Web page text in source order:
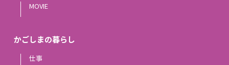
MOVIE
かごしまの暮らし
仕事